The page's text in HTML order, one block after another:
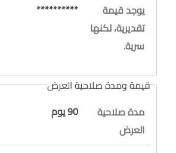
يوجد قيمة
تقديرية، لكنها
سرية.
**********
قيمة ومدة صلاحية العرض
مدة صلاحية
العرض
90 يوم